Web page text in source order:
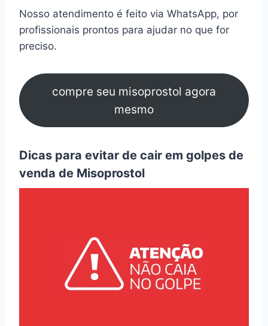
Nosso atendimento é feito via WhatsApp, por
profissionais prontos para ajudar no que for
preciso.
compre seu misoprostol agora
mesmo
Dicas para evitar de cair em golpes de
venda de Misoprostol